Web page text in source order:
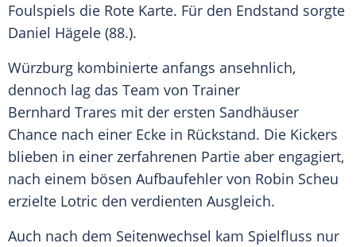
Foulspiels die Rote Karte. Für den Endstand sorgte
Daniel Hägele (88.).
Würzburg kombinierte anfangs ansehnlich,
dennoch lag das Team von Trainer
Bernhard Trares mit der ersten Sandhäuser
Chance nach einer Ecke in Rückstand. Die Kickers
blieben in einer zerfahrenen Partie aber engagiert,
nach einem bösen Aufbaufehler von Robin Scheu
erzielte Lotric den verdienten Ausgleich.
Auch nach dem Seitenwechsel kam Spielfluss nur